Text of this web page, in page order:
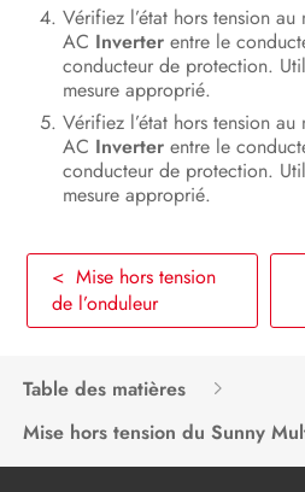
Vérifiez l’état hors tension
AC Inverter entre le
conducteur de protection.
mesure approprié.
Vérifiez l’état hors tension
AC Inverter entre le
conducteur de protection.
mesure approprié.
< Mise hors tension
de l’onduleur
Table des matières
Mise hors tension du Sunny